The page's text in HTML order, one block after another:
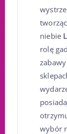
niebie
rolę
wybór